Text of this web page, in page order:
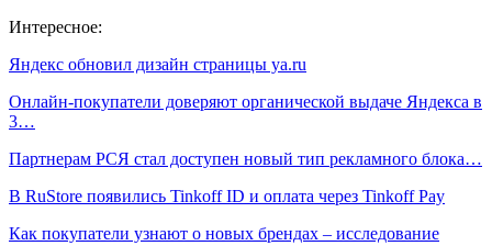
Интересное:
Яндекс обновил дизайн страницы ya.ru
Онлайн-покупатели доверяют органической выдаче Яндекса в
3…
Партнерам РСЯ стал доступен новый тип рекламного блока…
В RuStore появились Tinkoff ID и оплата через Tinkoff Pay
Как покупатели узнают о новых брендах – исследование